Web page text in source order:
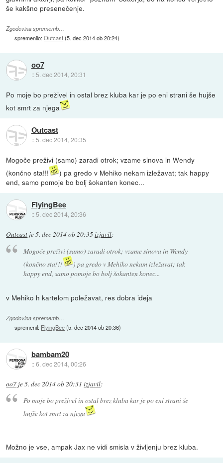
še kakšno presenečenje.
Zgodovina sprememb…
spremenilo:Outcast(5. dec 2014 ob 20:24)
oo7
:: 5. dec 2014, 20:31
Po moje bo preživel in ostal brez kluba kar je po eni strani še hujše
kot smrt za njega
Outcast
::5. dec 2014, 20:35
Mogoče preživi (samo) zaradi otrok; vzame sinova in Wendy
(končno sta!!!
) pa gredo v Mehiko nekam izležavat; tak happy
end, samo pomoje bo bolj šokanten konec...
FlyingBee
:: 5. dec 2014, 20:36
Outcast je5. dec 2014 ob 20:35izjavil:
Mogoče preživi (samo) zaradi otrok; vzame sinova in Wendy
(končno sta!!!
) pa gredo v Mehiko nekam izležavat; tak
happy end, samo pomoje bo bolj šokanten konec...
v Mehiko h kartelom poležavat, res dobra ideja
Zgodovina sprememb…
spremenil: FlyingBee(5. dec 2014 ob 20:36)
bambam20
::6. dec 2014, 00:26
oo7 je5. dec 2014 ob 20:31 izjavil:
Po moje bo preživel in ostal brez kluba kar je po eni strani še
hujše kot smrt za njega
Možno je vse, ampak Jax ne vidi smisla v življenju brez kluba.